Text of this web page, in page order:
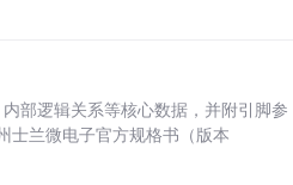
部逻辑关系等核心数据，并附引脚参
士兰微电子官方规格书（版本